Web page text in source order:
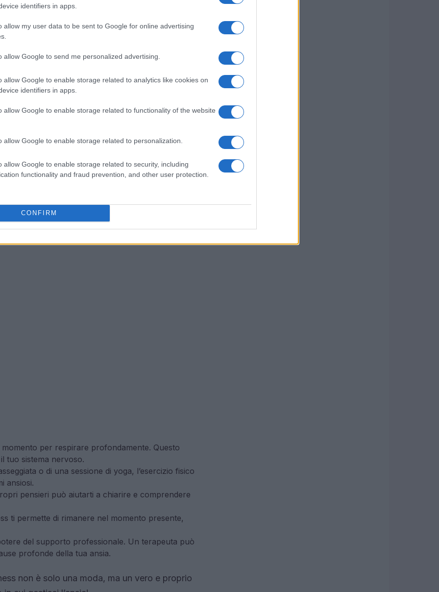
identifiers in apps.
allow my user data to be sent to Google for online advertising
allow Google to send me personalized advertising.
allow Google to enable storage related to analytics like cookies on
identifiers in apps.
allow Google to enable storage related to functionality of the website
allow Google to enable storage related to personalization.
allow Google to enable storage related to security, including
functionality and fraud prevention, and other user protection.
CONFIRM
delle emozioni represse
che suona quando ci sono emozioni
emozioni, seppur scomode, possono
o rifiutato. Investire tempo nella
a una profonda crescita personale.
a come l’ansia possa manifestarsi
tensione muscolare e disturbi
che possiamo avvertire. È
con tecniche di rilassamento, ma anche
Ti sei mai chiesto se il tuo corpo sta
gestire l’ansia
ci sono strategie che possono aiutarti a
tecniche pratiche:
momento per respirare profondamente. Questo
tuo sistema nervoso.
o di una sessione di yoga, l’esercizio fisico
ansiosi.
pensieri può aiutarti a chiarire e comprendere
ti permette di rimanere nel momento presente,
del supporto professionale. Un terapeuta può
profonde della tua ansia.
non è solo una moda, ma un vero e proprio